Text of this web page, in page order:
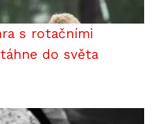
s rotačními
do světa